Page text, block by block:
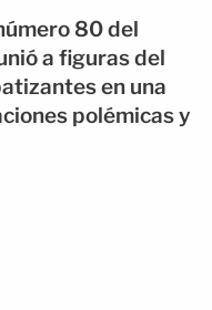
80 del
a figuras del
en una
polémicas y